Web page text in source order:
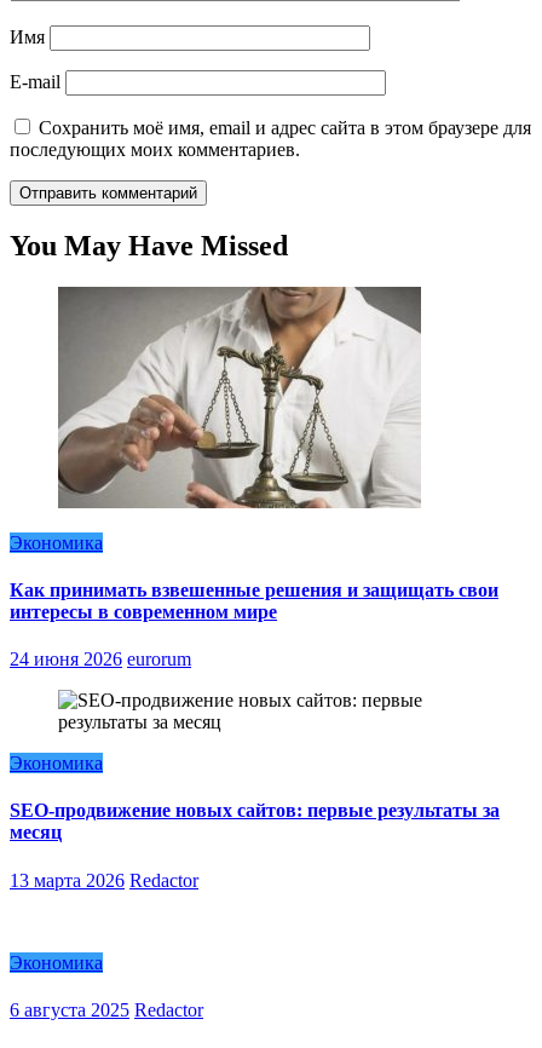
Имя
E-mail
Сохранить моё имя, email и адрес сайта в этом браузере для
последующих моих комментариев.
You May Have Missed
Экономика
Как принимать взвешенные решения и защищать свои
интересы в современном мире
24 июня 2026 eurorum
Экономика
SEO-продвижение новых сайтов: первые результаты за
месяц
13 марта 2026 Redactor
Экономика
6 августа 2025 Redactor